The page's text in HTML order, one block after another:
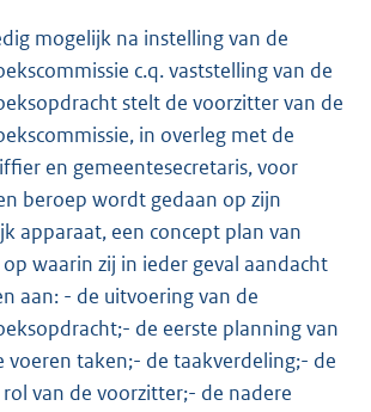
mogelijk na instelling van de
c.q. vaststelling van de
stelt de voorzitter van de
in overleg met de
en gemeentesecretaris, voor
beroep wordt gedaan op zijn
apparaat, een concept plan van
waarin zij in ieder geval aandacht
aan: - de uitvoering van de
de eerste planning van
voeren taken;- de taakverdeling;- de
van de voorzitter;- de nadere